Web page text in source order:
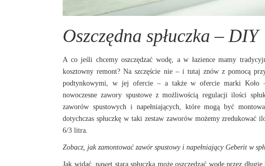
Oszczędna spłuczka – DIY
A co jeśli chcemy oszczędzać wodę, a w łazience mamy
kosztowny remont? Na szczęście nie – i tutaj znów z pomocą
podtynkowymi, w jej ofercie – a także w ofercie marki Koło –
nowoczesne zawory spustowe z możliwością regulacji ilości
zaworów spustowych i napełniających, które mogą być
dotychczas spłuczkę w taki zestaw zaworów możemy
6/3 litra.
Zobacz, jak zamontować zawór spustowy i napełniający Geberit w
Jak widać, nawet stara spłuczka może oszczędzać wodę przez